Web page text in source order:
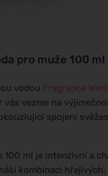
pro muže 100 ml
vodou Fragrance
vezme na
spojení
ml je intenzivní a
kombinaci